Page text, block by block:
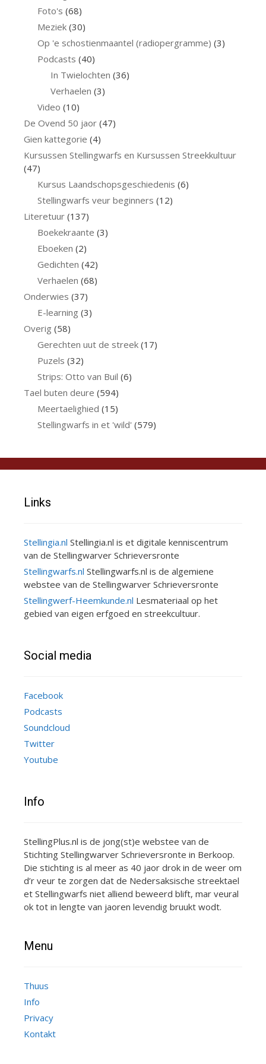
Foto's (68)
Meziek(30)
Op 'e schostienmaantel (radiopergramme) (3)
Podcasts (40)
In Twielochten (36)
Verhaelen (3)
Video (10)
De Ovend 50 jaor (47)
Gien kattegorie (4)
Kursussen Stellingwarfs en Kursussen Streekkultuur
(47)
Kursus Laandschopsgeschiedenis (6)
Stellingwarfs veur beginners (12)
Literetuur (137)
Boekekraante (3)
Eboeken (2)
Gedichten (42)
Verhaelen (68)
Onderwies (37)
E-learning (3)
Overig (58)
Gerechten uut de streek(17)
Puzels (32)
Strips: Otto van Buil (6)
Tael buten deure (594)
Meertaelighied (15)
Stellingwarfs in et 'wild' (579)
Links
Stellingia.nl Stellingia.nl is et digitale kenniscentrum
van de Stellingwarver Schrieversronte
Stellingwarfs.nl Stellingwarfs.nl is de algemiene
webstee van de Stellingwarver Schrieversronte
Stellingwerf-Heemkunde.nl Lesmateriaal op het
gebied van eigen erfgoed en streekcultuur.
Social media
Facebook
Podcasts
Soundcloud
Twitter
Youtube
Info
StellingPlus.nl is de jong(st)e webstee van de
Stichting Stellingwarver Schrieversronte in Berkoop.
Die stichting is al meer as 40 jaor drok in de weer om
d’r veur te zorgen dat de Nedersaksische streektael
et Stellingwarfs niet alliend beweerd blift, mar veural
ok tot in lengte van jaoren levendig bruukt wodt.
Menu
Thuus
Info
Privacy
Kontakt